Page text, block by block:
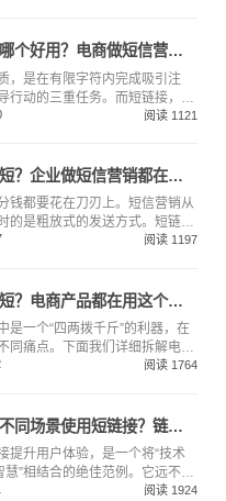
格局。
短链接生成工具哪个好用？电商做短信营销都在用这个短链生成器
，是在有限字符内完成吸引注
行动的三重任务。而短链接，正
被忽视、却又最关键它不只是把
便用一个免费的、不稳定的工
阅读 1121
链接太长如何缩短？企业做短信营销都在用这个专业稳定的短链接平台
钱都要花在刀刃上。短信营销从
的是粗放式的发送方式。短链接
短”解决了“信”的问题，用“链”解
阅读 1197
链接太长如何缩短？电商产品都在用这个免费短链接做营销
是一个“四两拨千斤”的利器，在
同痛点。下面我们详细拆解电商
及注意事项。
阅读 1764
电商营销如何在不同场景使用短链接？链接缩短就用这个老牌免费网站
提升用户体验，是一个将“技术
慧”相结合的绝佳范例。它远不止
过优化用户与品牌的每一个触
阅读 1924